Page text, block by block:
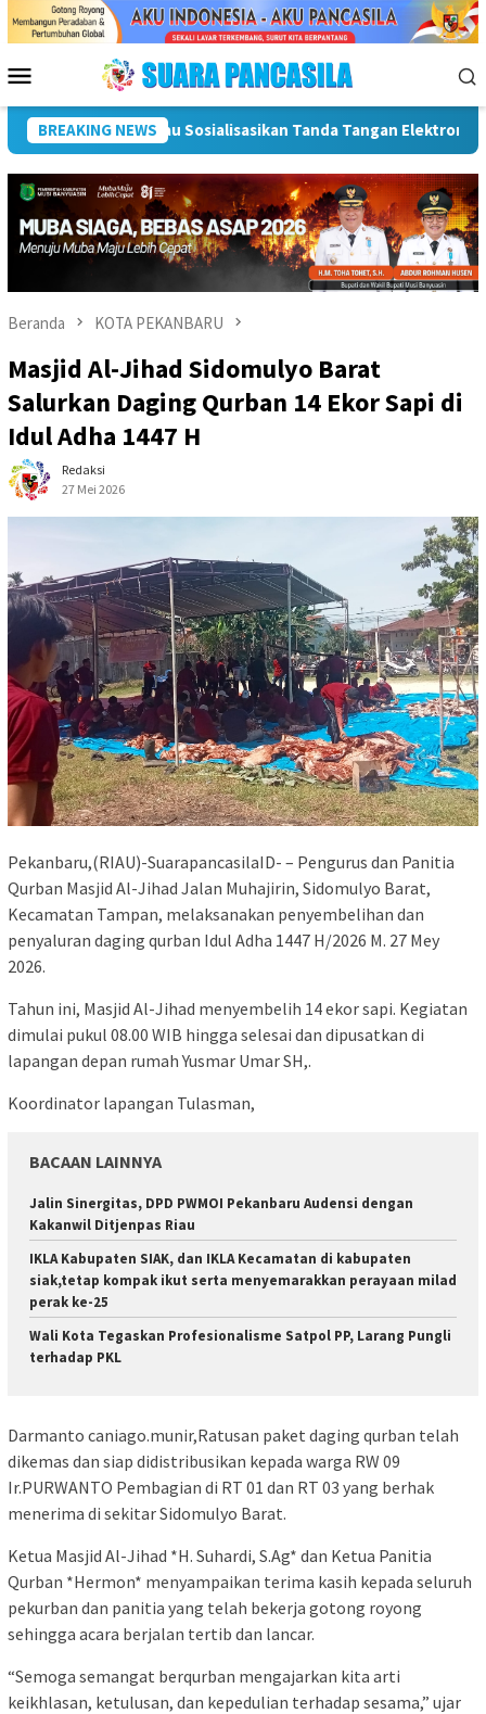
Menu
Mobile
BREAKING NEWS
Untuk Percepatan SPBE Dorong UMKM Naik Kelas,
Beranda KOTA PEKANBARU
Masjid Al-Jihad Sidomulyo Barat
Salurkan Daging Qurban 14 Ekor Sapi di
Idul Adha 1447 H
Redaksi
27 Mei 2026
Pekanbaru,(RIAU)-SuarapancasilaID- – Pengurus dan Panitia
Qurban Masjid Al-Jihad Jalan Muhajirin, Sidomulyo Barat,
Kecamatan Tampan, melaksanakan penyembelihan dan
penyaluran daging qurban Idul Adha 1447 H/2026 M. 27 Mey
2026.
Tahun ini, Masjid Al-Jihad menyembelih 14 ekor sapi. Kegiatan
dimulai pukul 08.00 WIB hingga selesai dan dipusatkan di
lapangan depan rumah Yusmar Umar SH,.
Koordinator lapangan Tulasman,
BACAAN LAINNYA
Jalin Sinergitas, DPD PWMOI Pekanbaru Audensi dengan
Kakanwil Ditjenpas Riau
IKLA Kabupaten SIAK, dan IKLA Kecamatan di kabupaten
siak,tetap kompak ikut serta menyemarakkan perayaan milad
perak ke-25
Wali Kota Tegaskan Profesionalisme Satpol PP, Larang Pungli
terhadap PKL
Darmanto caniago.munir,Ratusan paket daging qurban telah
dikemas dan siap didistribusikan kepada warga RW 09
Ir.PURWANTO Pembagian di RT 01 dan RT 03 yang berhak
menerima di sekitar Sidomulyo Barat.
Ketua Masjid Al-Jihad *H. Suhardi, S.Ag* dan Ketua Panitia
Qurban *Hermon* menyampaikan terima kasih kepada seluruh
pekurban dan panitia yang telah bekerja gotong royong
sehingga acara berjalan tertib dan lancar.
“Semoga semangat berqurban mengajarkan kita arti
keikhlasan, ketulusan, dan kepedulian terhadap sesama,” ujar